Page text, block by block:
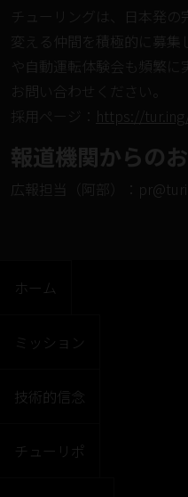
チューリングは、日本発
変える仲間を積極的に募集
や自動運転体験会も頻繁に
お問い合わせください。
採⽤ページ： https://
報道機関からの
広報担当（阿部）：
ホーム
ミッション
技術的信念
チューリポ